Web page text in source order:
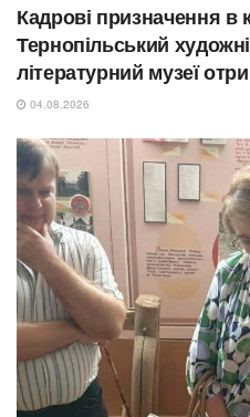
Кадрові призначення в
Тернопільський
літературний музеї
04.08.2026